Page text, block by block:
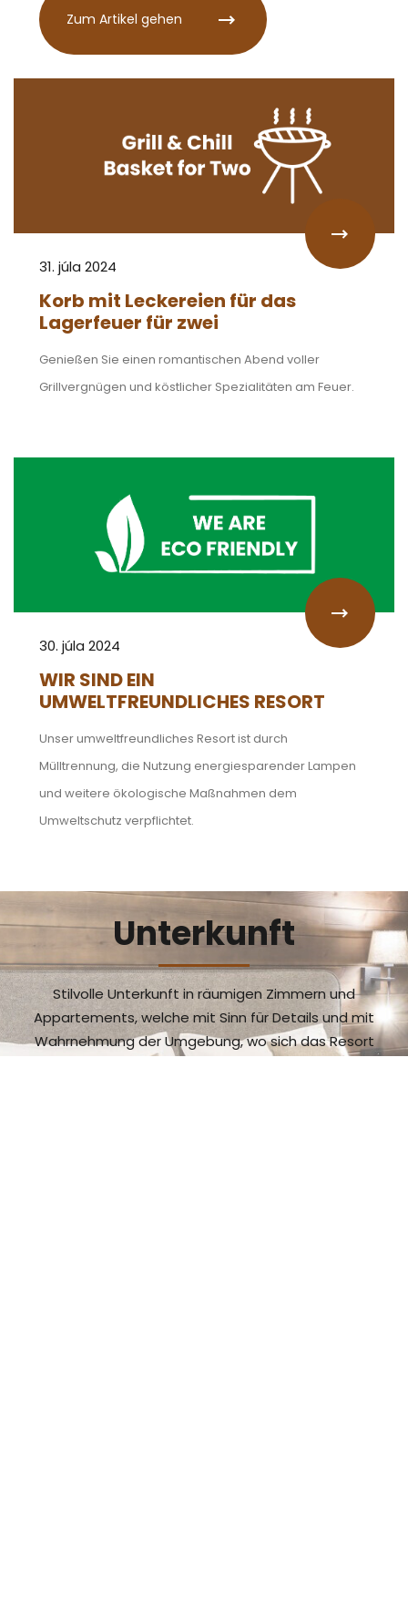
Zum Artikel gehen
31. júla 2024
Korb mit Leckereien für das
Lagerfeuer für zwei
Genießen Sie einen romantischen Abend voller
Grillvergnügen und köstlicher Spezialitäten am Feuer.
30. júla 2024
WIR SIND EIN
UMWELTFREUNDLICHES RESORT
Unser umweltfreundliches Resort ist durch
Mülltrennung, die Nutzung energiesparender Lampen
und weitere ökologische Maßnahmen dem
Umweltschutz verpflichtet.
Unterkunft
Stilvolle Unterkunft in räumigen Zimmern und
Appartements, welche mit Sinn für Details und mit
Wahrnehmung der Umgebung, wo sich das Resort